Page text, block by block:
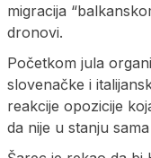
migracija
dronovi.
Početkom jula
slovenačke i
reakcije opozicije
da nije u stanju